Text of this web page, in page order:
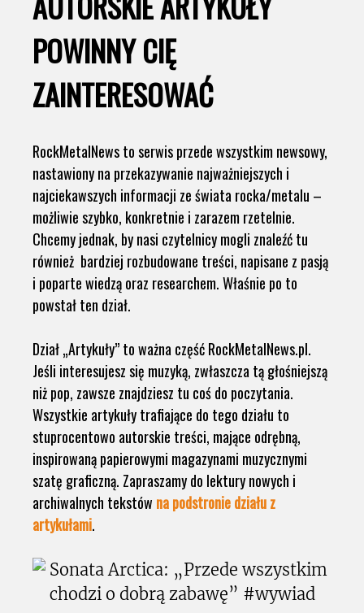
POWINNY CIĘ
ZAINTERESOWAĆ
RockMetalNews to serwis przede wszystkim newsowy,
nastawiony na przekazywanie najważniejszych i
najciekawszych informacji ze świata rocka/metalu –
możliwie szybko, konkretnie i zarazem rzetelnie.
Chcemy jednak, by nasi czytelnicy mogli znaleźć tu
również bardziej rozbudowane treści, napisane z pasją
i poparte wiedzą oraz researchem. Właśnie po to
powstał ten dział.
Dział „Artykuły” to ważna część RockMetalNews.pl.
Jeśli interesujesz się muzyką, zwłaszcza tą głośniejszą
niż pop, zawsze znajdziesz tu coś do poczytania.
Wszystkie artykuły trafiające do tego działu to
stuprocentowo autorskie treści, mające odrębną,
inspirowaną papierowymi magazynami muzycznymi
szatę graficzną. Zapraszamy do lektury nowych i
archiwalnych tekstów na podstronie działu z
artykułami.